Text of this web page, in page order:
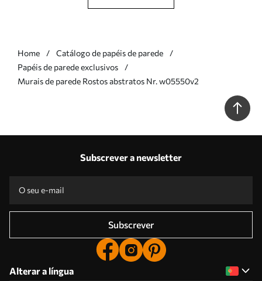
Home
Catálogo de papéis de parede
Papéis de parede exclusivos
Murais de parede Rostos abstratos Nr. w05550v2
Subscrever a newsletter
Subscrever
Alterar a língua